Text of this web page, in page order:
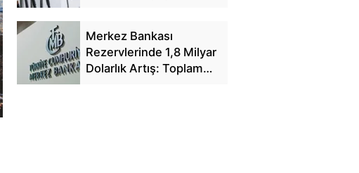
Merkez Bankası
Rezervlerinde 1,8 Milyar
Dolarlık Artış: Toplam